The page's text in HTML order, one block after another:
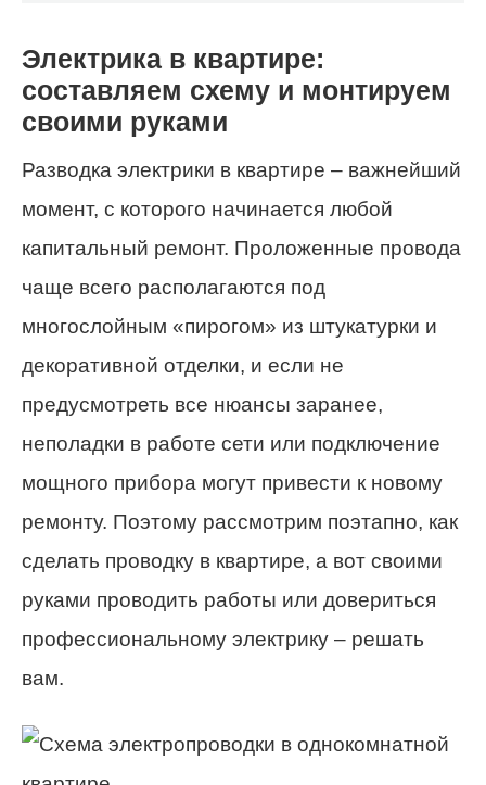
Электрика в квартире:
составляем схему и монтируем
своими руками
Разводка электрики в квартире – важнейший
момент, с которого начинается любой
капитальный ремонт. Проложенные провода
чаще всего располагаются под
многослойным «пирогом» из штукатурки и
декоративной отделки, и если не
предусмотреть все нюансы заранее,
неполадки в работе сети или подключение
мощного прибора могут привести к новому
ремонту. Поэтому рассмотрим поэтапно, как
сделать проводку в квартире, а вот своими
руками проводить работы или довериться
профессиональному электрику – решать
вам.